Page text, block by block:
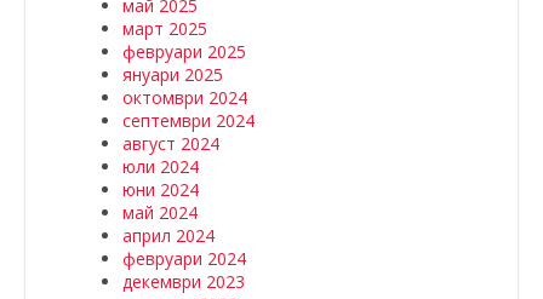
май 2025
март 2025
февруари 2025
януари 2025
октомври 2024
септември 2024
август 2024
юли 2024
юни 2024
май 2024
април 2024
февруари 2024
декември 2023